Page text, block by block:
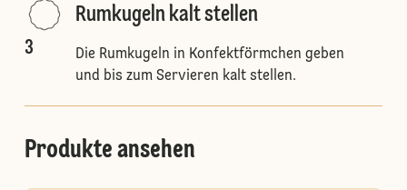
3
Rumkugeln kalt stellen
Die Rumkugeln in Konfektförmchen geben
und bis zum Servieren kalt stellen.
Produkte ansehen